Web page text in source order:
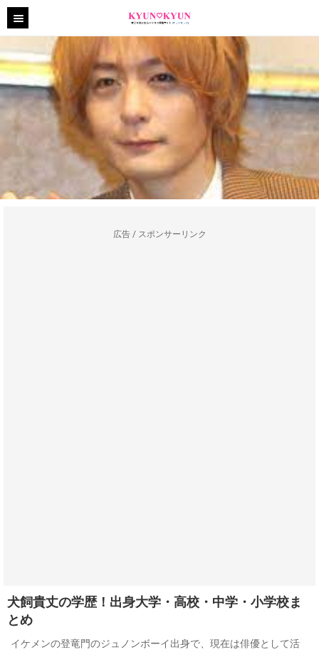
広告 / スポンサーリンク
犬飼貴丈の学歴！出身大学・高校・中学・小学校ま
とめ
イケメンの登竜門のジュノンボーイ出身で、現在は俳優として活